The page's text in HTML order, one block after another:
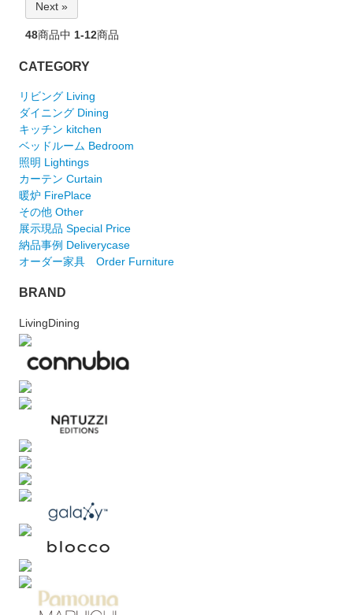
Next »
48商品中 1-12商品
CATEGORY
リビング Living
ダイニング Dining
キッチン kitchen
ベッドルーム Bedroom
照明 Lightings
カーテン Curtain
暖炉 FirePlace
その他 Other
展示現品 Special Price
納品事例 Deliverycase
オーダー家具 Order Furniture
BRAND
LivingDining